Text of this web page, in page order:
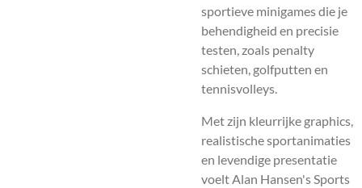
sportieve minigames die je
behendigheid en precisie
testen, zoals penalty
schieten, golfputten en
tennisvolleys.
Met zijn kleurrijke graphics,
realistische sportanimaties
en levendige presentatie
voelt Alan Hansen's Sports